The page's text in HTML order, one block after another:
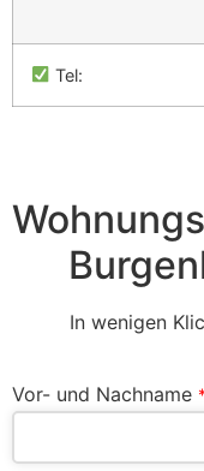
Tel:
In wenigen
Vor- und Nachname